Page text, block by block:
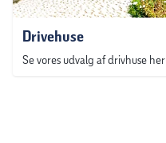
Drivehuse
Se vores udvalg af drivhuse her